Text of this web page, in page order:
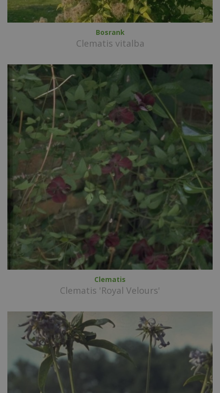
Bosrank
Clematis vitalba
Clematis
Clematis 'Royal Velours'